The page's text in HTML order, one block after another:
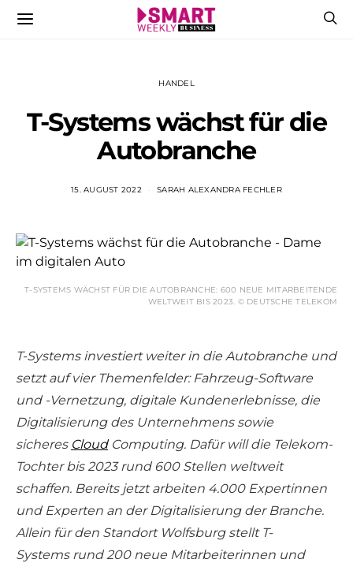
HANDEL
T-Systems wächst für die
Autobranche
15. AUGUST 2022 SARAH ALEXANDRA FECHLER
T-SYSTEMS WÄCHST FÜR DIE AUTOBRANCHE: 600 NEUE MITARBEITENDE
WELTWEIT BIS 2023. © DEUTSCHE TELEKOM
T-Systems investiert weiter in die Autobranche und
setzt auf vier Themenfelder: Fahrzeug-Software
und -Vernetzung, digitale Kundenerlebnisse, die
Digitalisierung des Unternehmens sowie
sicheres CloudComputing. Dafür will die Telekom-
Tochter bis 2023 rund 600 Stellen weltweit
schaffen. Bereits jetzt arbeiten 4.000 Expertinnen
und Experten an der Digitalisierung der Branche.
Allein für den Standort Wolfsburg stellt T-
Systems rund 200 neue Mitarbeiterinnen und